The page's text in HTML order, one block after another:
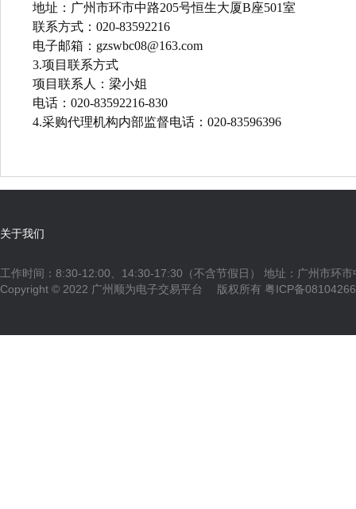
地址：广州市环市中路205号恒生大厦B座501室
联系方式：020-83592216
电子邮箱：gzswbc08@163.com
3.项目联系方式
项目联系人：梁小姐
电话：020-83592216-830
4.采购代理机构内部监督电话：020-83596396
关于我们
工作时间：8:30-12:00、14:30-17:30（不含节假日） 地址：广州市环
Copyright © 2022 广州顺为电子交易平台 版权所有 粤ICP备